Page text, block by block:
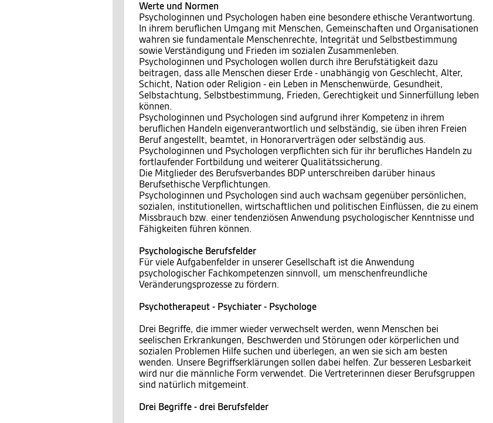
Werte und Normen
Psychologinnen und Psychologen haben eine besondere ethische Verantwortung.
In ihrem beruflichen Umgang mit Menschen, Gemeinschaften und Organisationen
wahren sie fundamentale Menschenrechte, Integrität und Selbstbestimmung
sowie Verständigung und Frieden im sozialen Zusammenleben.
Psychologinnen und Psychologen wollen durch ihre Berufstätigkeit dazu
beitragen, dass alle Menschen dieser Erde - unabhängig von Geschlecht, Alter,
Schicht, Nation oder Religion - ein Leben in Menschenwürde, Gesundheit,
Selbstachtung, Selbstbestimmung, Frieden, Gerechtigkeit und Sinnerfüllung leben
können.
Psychologinnen und Psychologen sind aufgrund ihrer Kompetenz in ihrem
beruflichen Handeln eigenverantwortlich und selbständig, sie üben ihren Freien
Beruf angestellt, beamtet, in Honorarverträgen oder selbständig aus.
Psychologinnen und Psychologen verpflichten sich für ihr berufliches Handeln zu
fortlaufender Fortbildung und weiterer Qualitätssicherung.
Die Mitglieder des Berufsverbandes BDP unterschreiben darüber hinaus
Berufsethische Verpflichtungen.
Psychologinnen und Psychologen sind auch wachsam gegenüber persönlichen,
sozialen, institutionellen, wirtschaftlichen und politischen Einflüssen, die zu einem
Missbrauch bzw. einer tendenziösen Anwendung psychologischer Kenntnisse und
Fähigkeiten führen können.
Psychologische Berufsfelder
Für viele Aufgabenfelder in unserer Gesellschaft ist die Anwendung
psychologischer Fachkompetenzen sinnvoll, um menschenfreundliche
Veränderungsprozesse zu fördern.
Psychotherapeut - Psychiater - Psychologe
Drei Begriffe, die immer wieder verwechselt werden, wenn Menschen bei
seelischen Erkrankungen, Beschwerden und Störungen oder körperlichen und
sozialen Problemen Hilfe suchen und überlegen, an wen sie sich am besten
wenden. Unsere Begriffserklärungen sollen dabei helfen. Zur besseren Lesbarkeit
wird nur die männliche Form verwendet. Die Vertreterinnen dieser Berufsgruppen
sind natürlich mitgemeint.
Drei Begriffe - drei Berufsfelder